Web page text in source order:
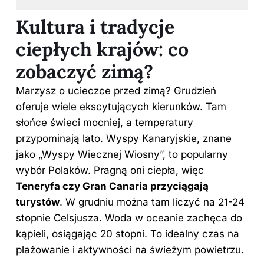
Kultura i tradycje
ciepłych krajów: co
zobaczyć zimą?
Marzysz o ucieczce przed zimą? Grudzień
oferuje wiele ekscytujących kierunków. Tam
słońce świeci mocniej, a temperatury
przypominają lato. Wyspy Kanaryjskie, znane
jako „Wyspy Wiecznej Wiosny”, to popularny
wybór Polaków. Pragną oni ciepła, więc
Teneryfa czy Gran Canaria przyciągają
turystów. W grudniu można tam liczyć na 21-24
stopnie Celsjusza. Woda w oceanie zachęca do
kąpieli, osiągając 20 stopni. To idealny czas na
plażowanie i aktywności na świeżym powietrzu.